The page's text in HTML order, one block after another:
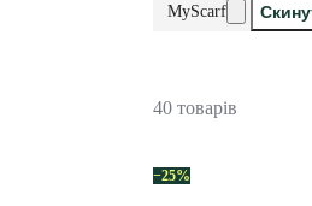
MyScarf
40 товарів
−25%